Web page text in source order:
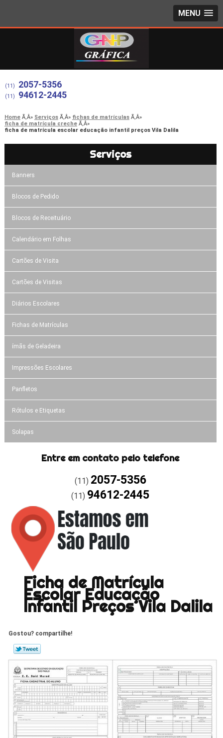
MENU
(11) 2057-5356
(11) 94612-2445
Home Serviços
fichas de matrículas
ficha de matrícula creche
ficha de matrícula escolar educação infantil preços Vila Dalila
Serviços
Banners
Blocos de Pedido
Blocos de Receituário
Calendário em Folhas
Cartões de Visita
Cartões de Visitas
Diários Escolares
Fichas de Matrículas
ímãs de Geladeira
Impressões Escolares
Panfletos
Rótulos e Etiquetas
Solapas
Entre em contato pelo telefone
(11) 2057-5356
(11) 94612-2445
Ficha de Matrícula
Escolar Educação
Infantil Preços Vila Dalila
Gostou? compartilhe!